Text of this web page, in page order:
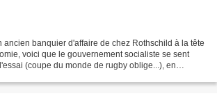
ancien banquier d'affaire de chez Rothschild à la tête
voici que le gouvernement socialiste se sent
(coupe du monde de rugby oblige...), en